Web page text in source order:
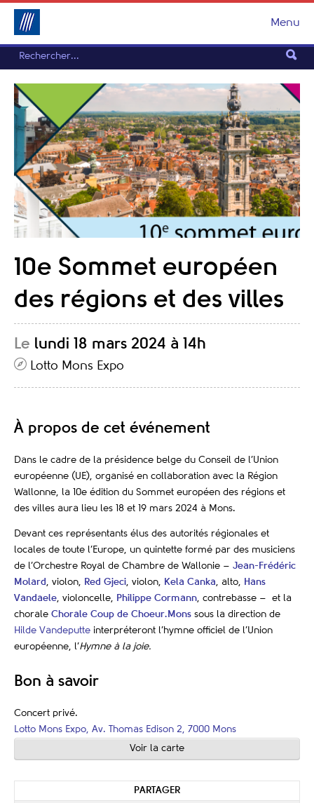
Menu
10e Sommet européen
des régions et des villes
Le lundi 18 mars 2024 à 14h
Lotto Mons Expo
À propos de cet événement
Dans le cadre de la présidence belge du Conseil de l’Union
européenne (UE), organisé en collaboration avec la Région
Wallonne, la 10e édition du Sommet européen des régions et
des villes aura lieu les 18 et 19 mars 2024 à Mons.
Devant ces représentants élus des autorités régionales et
locales de toute l’Europe, un quintette formé par des musiciens
de l’Orchestre Royal de Chambre de Wallonie – Jean-Frédéric
Molard, violon, Red Gjeci, violon, Kela Canka, alto, Hans
Vandaele, violoncelle, Philippe Cormann, contrebasse – et la
chorale Chorale Coup de Choeur.Mons sous la direction de
Hilde Vandeputte interpréteront l’hymne officiel de l’Union
européenne, l’Hymne à la joie.
Bon à savoir
Concert privé.
Lotto Mons Expo, Av. Thomas Edison 2, 7000 Mons
Voir la carte
PARTAGER